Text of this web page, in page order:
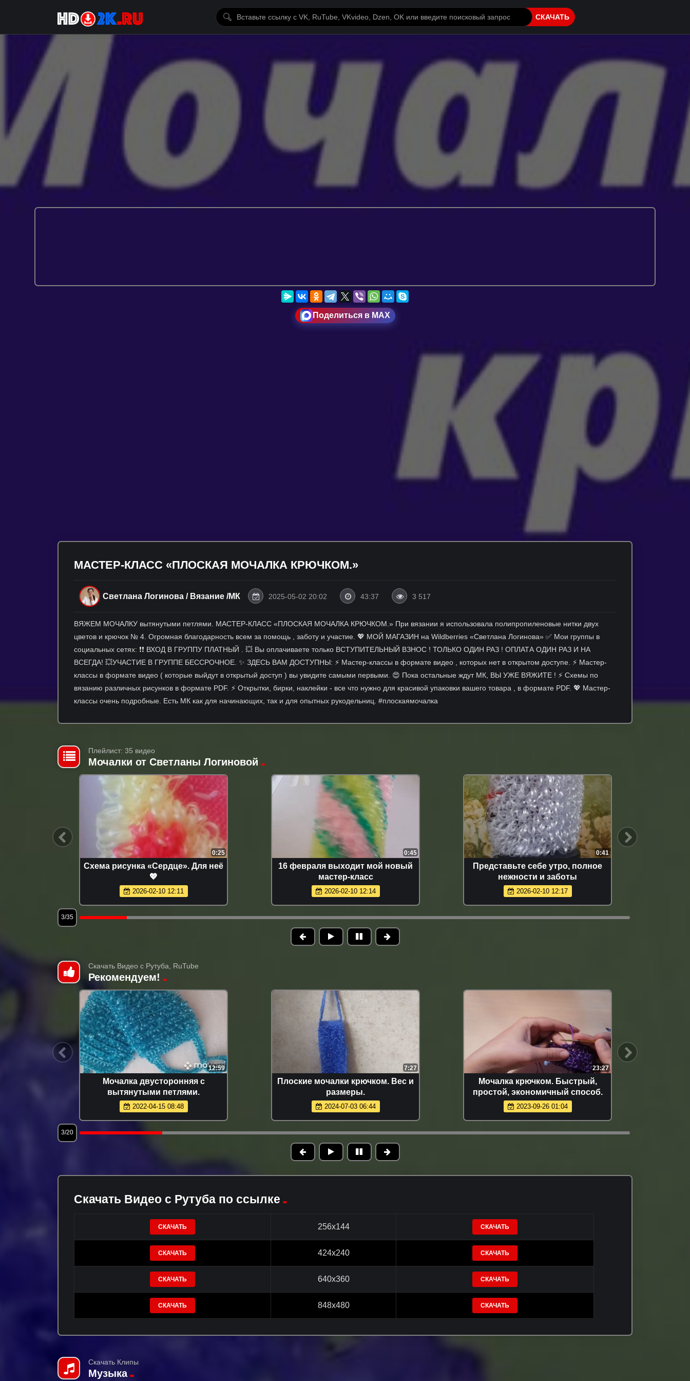
СКАЧАТЬ
Поделиться в MAX
МАСТЕР-КЛАСС «ПЛОСКАЯ МОЧАЛКА КРЮЧКОМ.»
Светлана Логинова / Вязание /МК 2025-05-02 20:02 43:37 3 517
ВЯЖЕМ МОЧАЛКУ вытянутыми петлями. МАСТЕР-КЛАСС «ПЛОСКАЯ МОЧАЛКА КРЮЧКОМ.» При вязании я использовала полипропиленовые нитки двух
цветов и крючок № 4. Огромная благодарность всем за помощь , заботу и участие. 💖 МОЙ МАГАЗИН на Wildberries «Светлана Логинова» ✅ Мои группы в
социальных сетях: ❗❗ ВХОД В ГРУППУ ПЛАТНЫЙ . 💥 Вы оплачиваете только ВСТУПИТЕЛЬНЫЙ ВЗНОС ! ТОЛЬКО ОДИН РАЗ ! ОПЛАТА ОДИН РАЗ И НА
ВСЕГДА! 💥УЧАСТИЕ В ГРУППЕ БЕССРОЧНОЕ. ✨ ЗДЕСЬ ВАМ ДОСТУПНЫ: ⚡ Мастер-классы в формате видео , которых нет в открытом доступе. ⚡ Мастер-
классы в формате видео ( которые выйдут в открытый доступ ) вы увидите самыми первыми. 😍 Пока остальные ждут МК, ВЫ УЖЕ ВЯЖИТЕ ! ⚡ Схемы по
вязанию различных рисунков в формате PDF. ⚡ Открытки, бирки, наклейки - все что нужно для красивой упаковки вашего товара , в формате PDF. 💖 Мастер-
классы очень подробные. Есть МК как для начинающих, так и для опытных рукодельниц. #плоскаямочалка
Плейлист: 35 видео
Мочалки от Светланы Логиновой
0:25
Схема рисунка «Сердце». Для неё
💖
2026-02-10 12:11
0:45
16 февраля выходит мой новый
мастер-класс
2026-02-10 12:14
0:41
Представьте себе утро, полное
нежности и заботы
2026-02-10 12:17
3/35
Скачать Видео с Рутуба, RuTube
Рекомендуем!
12:59
Мочалка двусторонняя с
вытянутыми петлями.
2022-04-15 08:48
7:27
Плоские мочалки крючком. Вес и
размеры.
2024-07-03 06:44
23:27
Мочалка крючком. Быстрый,
простой, экономичный способ.
2023-09-26 01:04
3/20
Скачать Видео с Рутуба по ссылке
СКАЧАТЬ 256x144 СКАЧАТЬ
СКАЧАТЬ 424x240 СКАЧАТЬ
СКАЧАТЬ 640x360 СКАЧАТЬ
СКАЧАТЬ 848x480 СКАЧАТЬ
Скачать Клипы
Музыка